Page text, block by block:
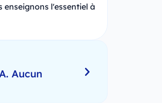
l'essentiel à
Aucun